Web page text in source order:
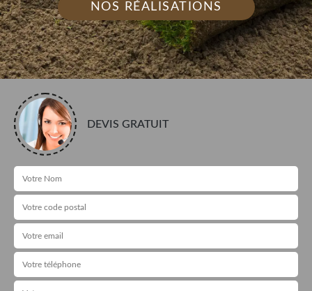
NOS RÉALISATIONS
DEVIS GRATUIT